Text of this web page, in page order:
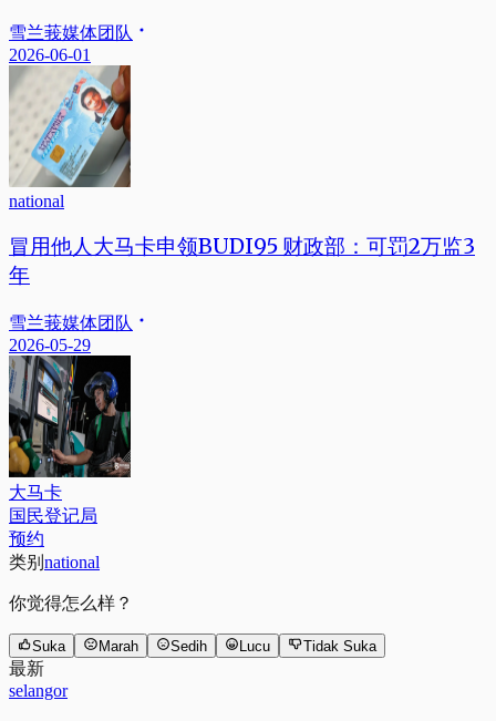
雪兰莪媒体团队
2026-06-01
national
冒用他人大马卡申领BUDI95 财政部：可罚2万监3
年
雪兰莪媒体团队
2026-05-29
大马卡
国民登记局
预约
类别 national
你觉得怎么样？
Suka Marah Sedih Lucu Tidak Suka
最新
selangor